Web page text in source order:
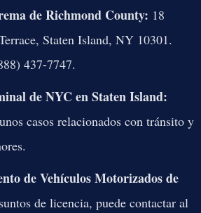
de Richmond County: 18
Staten Island, NY 10301.
437-7747.
de NYC en Staten Island:
casos relacionados con tránsito y
de Vehículos Motorizados de
de licencia, puede contactar al